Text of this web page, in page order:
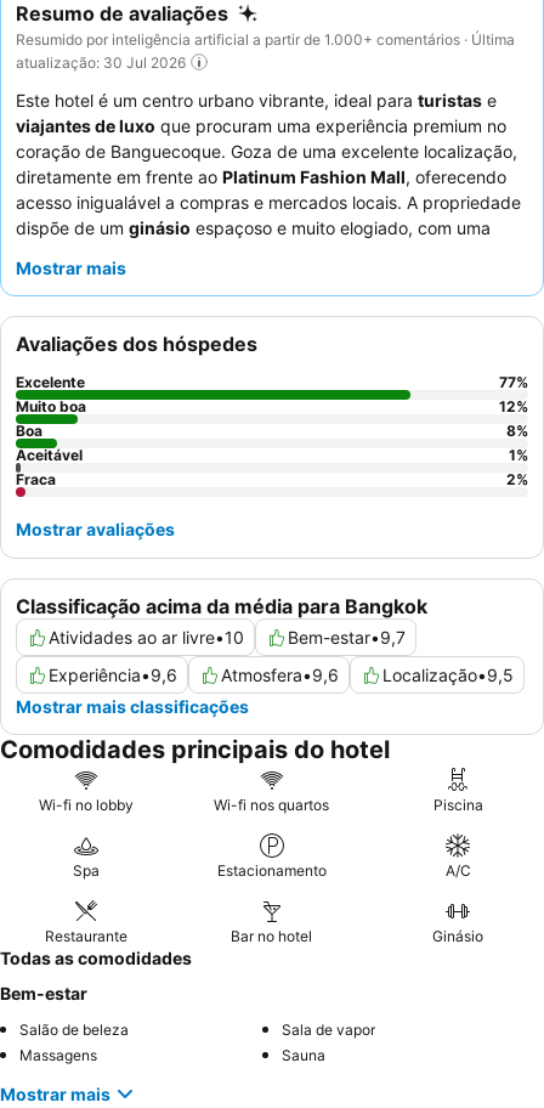
Resumo de avaliações
Resumido por inteligência artificial a partir de 1.000+ comentários · Última
atualização: 30 Jul 2026
Este hotel é um centro urbano vibrante, ideal para turistas e
viajantes de luxo que procuram uma experiência premium no
coração de Banguecoque. Goza de uma excelente localização,
diretamente em frente ao Platinum Fashion Mall, oferecendo
acesso inigualável a compras e mercados locais. A propriedade
dispõe de um ginásio espaçoso e muito elogiado, com uma
entusiastas do fitness. Os hóspedes elogiam consistentemente
de pequeno-almoço
vasta gama de opções internacionais e locais. Para uma estadia
melhor, considere reservar um quarto num andar superior para
vistas deslumbrantes da cidade
Mostrar mais
Classificação acima da média para Bangkok
Atividades ao ar livre•10 Bem-estar•9,7
Experiência•9,6 Atmosfera•9,6 Localização•9,5
Mostrar mais classificações
Avaliações dos hóspedes
Excelente 77%
Muito boa
12%
Boa
8%
Aceitável
1%
Fraca
2%
Mostrar avaliações
Comodidades principais do hotel
Wi-fi no lobby Wi-fi nos quartos Piscina
Spa Estacionamento A/C
Restaurante Bar no hotel Ginásio
Todas as comodidades
Bem-estar
Salão de beleza
Sala de vapor
Massagens
Sauna
Mostrar mais